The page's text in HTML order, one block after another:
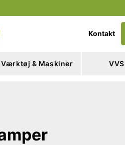
Kontakt
Værktøj & Maskiner VVS